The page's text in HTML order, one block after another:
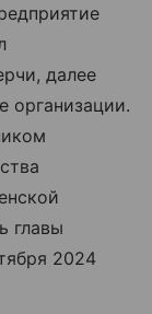
далее
организации.
главы
2024